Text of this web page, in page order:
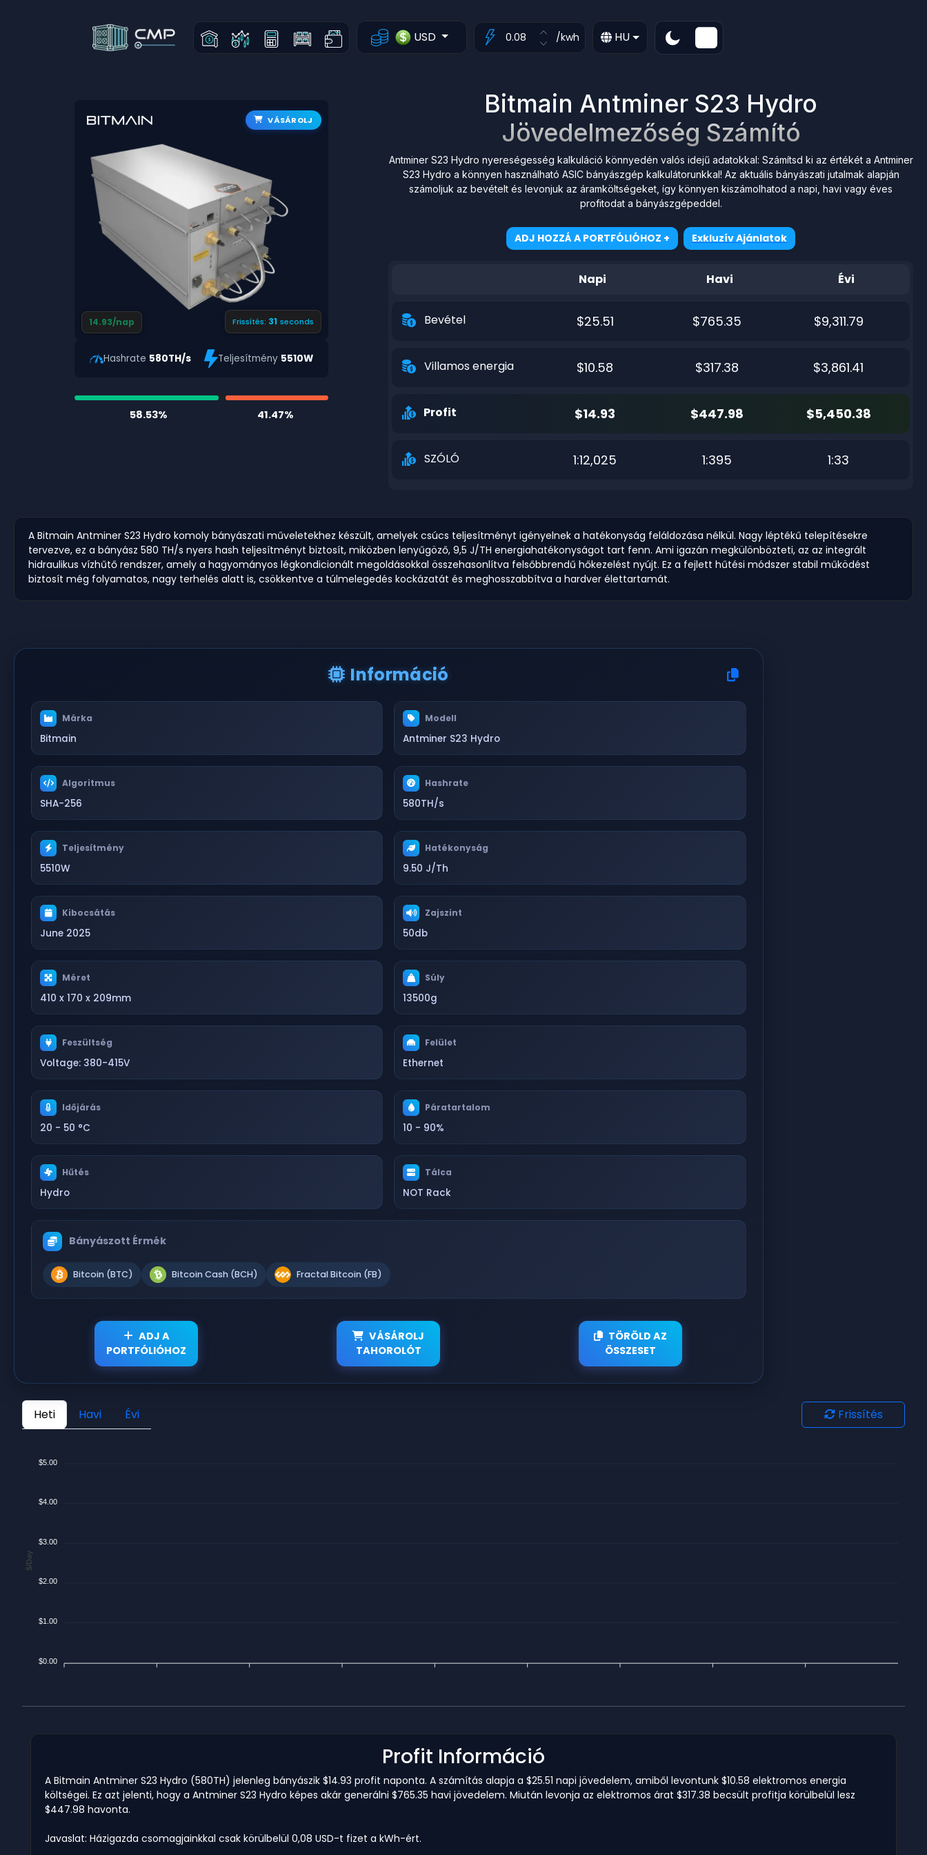
USD /kwh HU
VÁSÁROLJ
14.93/nap Frissítés:30 seconds
Hashrate 580TH/s Teljesítmény 5510W
58.53% 41.47%
Bitmain Antminer S23 Hydro
Jövedelmezőség Számító
Antminer S23 Hydro nyereségesség kalkuláció könnyedén valós idejű adatokkal: Számítsd ki az értékét a Antminer
S23 Hydro a könnyen használható ASIC bányászgép kalkulátorunkkal! Az aktuális bányászati jutalmak alapján
számoljuk az bevételt és levonjuk az áramköltségeket, így könnyen kiszámolhatod a napi, havi vagy éves
profitodat a bányászgépeddel.
ADJ HOZZÁ A PORTFÓLIÓHOZ + Exkluzív Ajánlatok
Napi Havi Évi
Bevétel $25.51 $765.35 $9,311.79
Villamos energia $10.58 $317.38 $3,861.41
Profit $14.93 $447.98 $5,450.38
SZÓLÓ 1:12,025 1:395 1:33
A Bitmain Antminer S23 Hydro komoly bányászati műveletekhez készült, amelyek csúcs teljesítményt igényelnek a hatékonyság feláldozása nélkül. Nagy léptékű telepítésekre
tervezve, ez a bányász 580 TH/s nyers hash teljesítményt biztosít, miközben lenyűgöző, 9,5 J/TH energiahatékonyságot tart fenn. Ami igazán megkülönbözteti, az az integrált
hidraulikus vízhűtő rendszer, amely a hagyományos légkondicionált megoldásokkal összehasonlítva felsőbbrendű hőkezelést nyújt. Ez a fejlett hűtési módszer stabil működést
biztosít még folyamatos, nagy terhelés alatt is, csökkentve a túlmelegedés kockázatát és meghosszabbítva a hardver élettartamát.
Információ
Márka
Bitmain
Modell
Antminer S23 Hydro
Algoritmus
SHA-256
Hashrate
580TH/s
Teljesítmény
5510W
Hatékonyság
9.50 J/Th
Kibocsátás
June 2025
Zajszint
50db
Méret
410 x 170 x 209mm
Súly
13500g
Feszültség
Voltage: 380-415V
Felület
Ethernet
Időjárás
20 - 50 °C
Páratartalom
10 - 90%
Hűtés
Hydro
Tálca
NOT Rack
Bányászott Érmék
Bitcoin (BTC) Bitcoin Cash (BCH) Fractal Bitcoin (FB)
ADJ A
PORTFÓLIÓHOZ
VÁSÁROLJ
TAHOROLÓT
TÖRÖLD AZ
ÖSSZESET
Heti Havi Évi Frissítés
$5.00
$4.00
$3.00
$2.00
$1.00
$0.00
$/Day
Profit Információ
A Bitmain Antminer S23 Hydro (580TH) jelenleg bányászik $14.93 profit naponta. A számítás alapja a $25.51 napi jövedelem, amiből levontunk $10.58 elektromos energia
költségei. Ez azt jelenti, hogy a Antminer S23 Hydro képes akár generálni $765.35 havi jövedelem. Miután levonja az elektromos árat $317.38 becsült profitja körülbelül lesz
$447.98 havonta.
Javaslat: Házigazda csomagjainkkal csak körülbelül 0,08 USD-t fizet a kWh-ért.